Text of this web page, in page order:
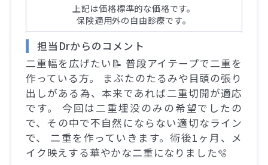
上記は価格標準的な価格です。
保険適用外の自由診療です。
担当Drからのコメント
二重幅を広げたい📝 普段アイテープで二重を
作っている方。 まぶたのたるみや目頭の張り
出しがある為、本来であれば二重切開が適応
です。 今回は二重埋没のみの希望でしたの
で、その中で不自然にならない適切なライン
で、 二重を作っていきます。術後1ヶ月、メ
イク映えする華やかな二重になりました🫧